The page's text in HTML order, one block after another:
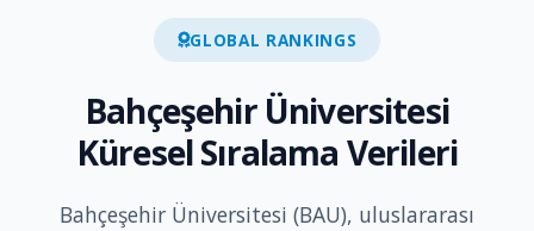
GLOBAL RANKINGS
Bahçeşehir Üniversitesi
Küresel Sıralama Verileri
Bahçeşehir Üniversitesi (BAU), uluslararası